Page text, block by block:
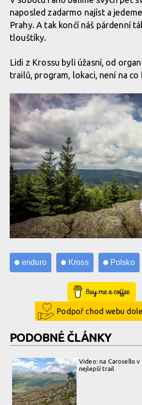
naposled zadarmo najíst a
Prahy. A tak končí náš párdenní
tlouštíky.
Lidi z Krossu byli úžasní, od
trailů, program, lokaci, není na co
enduro Kross Polsko
Buy Me a Coffee
Podpoř chod webu
PODOBNÉ ČLÁNKY
Video: na Carosello
nejlepší trail